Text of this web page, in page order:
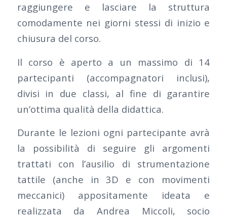
raggiungere e lasciare la struttura
comodamente nei giorni stessi di inizio e
chiusura del corso.
Il corso è aperto a un massimo di 14
partecipanti (accompagnatori inclusi),
divisi in due classi, al fine di garantire
un’ottima qualità della didattica.
Durante le lezioni ogni partecipante avrà
la possibilità di seguire gli argomenti
trattati con l’ausilio di strumentazione
tattile (anche in 3D e con movimenti
meccanici) appositamente ideata e
realizzata da Andrea Miccoli, socio